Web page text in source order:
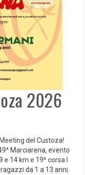
2026
del Custoza!
Marciarena, evento
14 km e 19^ corsa I
da 1 a 13 anni.